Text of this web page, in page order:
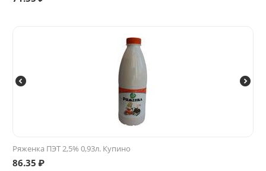
Ряженка ПЭТ 2,5% 0,93л. Купино
86.35 ₽